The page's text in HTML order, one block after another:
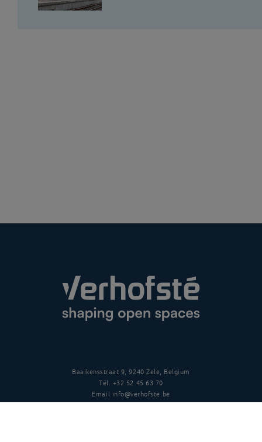
Baaikensstraat 9, 9240 Zele, Belgium
Tél. +32 52 45 63 70
Email info@verhofste.be
TVABE0439 215 109